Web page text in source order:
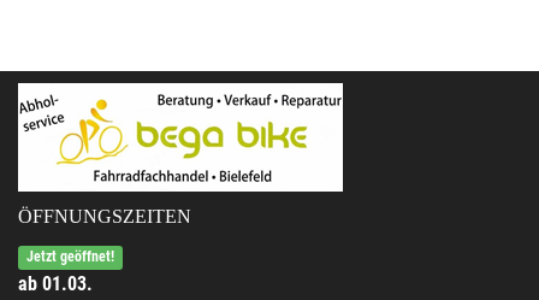
ÖFFNUNGSZEITEN
Jetzt geöffnet!
ab 01.03.